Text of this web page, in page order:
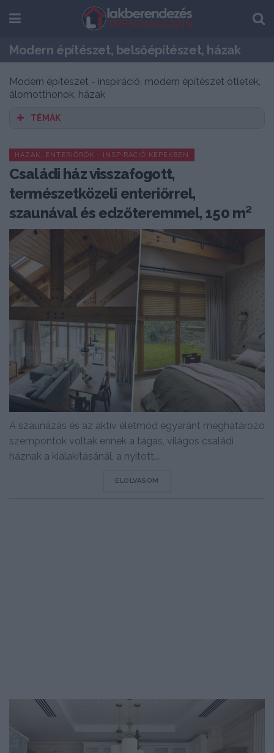
Modern építészet, belsőépítészet, házak
Modern építészet - inspiráció, modern építészet ötletek,
álomotthonok, házak
TÉMÁK
HÁZAK, ENTERIŐRÖK - INSPIRÁCIÓ KÉPEKBEN
Családi ház visszafogott,
természetközeli enteriőrrel,
szaunával és edzőteremmel, 150 m²
A szaunázás és az aktív életmód egyaránt meghatározó
szempontok voltak ennek a tágas, világos családi
háznak a kialakításánál, a nyitott...
ELOLVASOM